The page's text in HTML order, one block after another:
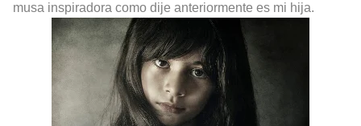
musa inspiradora como dije anteriormente es mi hija.